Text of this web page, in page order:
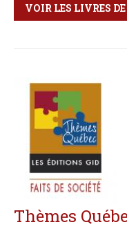
VOIR LES LIVRES
Thèmes